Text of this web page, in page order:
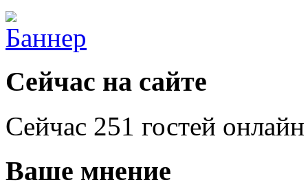
Сейчас на сайте
Сейчас 251 гостей онлайн
Ваше мнение